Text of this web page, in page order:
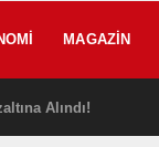
MAGAZIN
Alındı!